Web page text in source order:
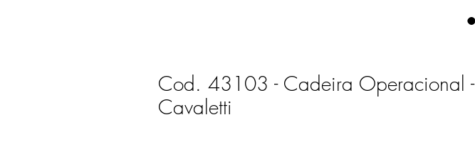
Cod. 43103 - Cadeira Operacional -
Cavaletti